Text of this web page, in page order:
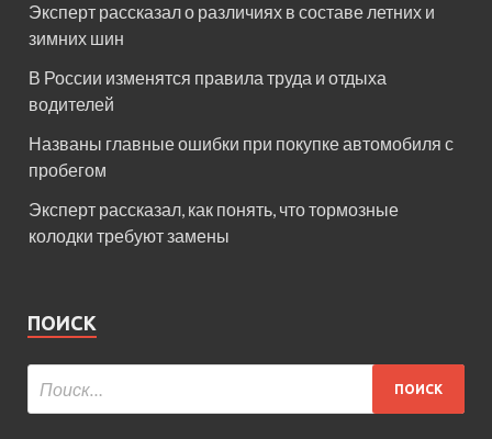
Эксперт рассказал о различиях в составе летних и
зимних шин
В России изменятся правила труда и отдыха
водителей
Названы главные ошибки при покупке автомобиля с
пробегом
Эксперт рассказал, как понять, что тормозные
колодки требуют замены
ПОИСК